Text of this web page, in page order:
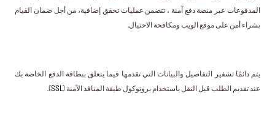
المدفوعات عبر منصة دفع آمنة ، تتضمن عمليات تحقق إضافية، من أجل ضمان القيام
بشراء أمن على موقع الويب ومكافحة الاحتيال.
يتم دائمًا تشفير التفاصيل والبيانات التي تقدمها فيما يتعلق ببطاقة الدفع الخاصة بك
عند تقديم الطلب قبل النقل باستخدام بروتوكول طبقة المنافذ الآمنة ( SSL
).